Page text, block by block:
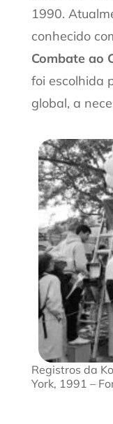
1990.
conhecido
Combate ao
foi escolhida
global, a
Registros da
York, 1991 –